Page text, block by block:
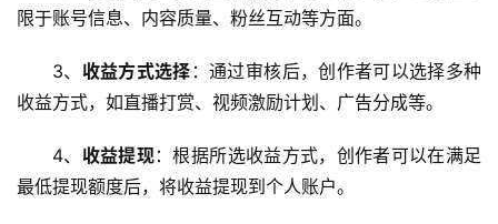
拟
教
限于账号信息、 内容质量、粉丝互动等方面。
3、 收益方式选择 ：通过审核后，创作者可以选择多种
收益方式，如直播打赏、视频激励计划、广告分成等。
4、 收益提现：根据所选收益方式，创作者可以在满足
最低提现额度后，将收益提现到个人账户。